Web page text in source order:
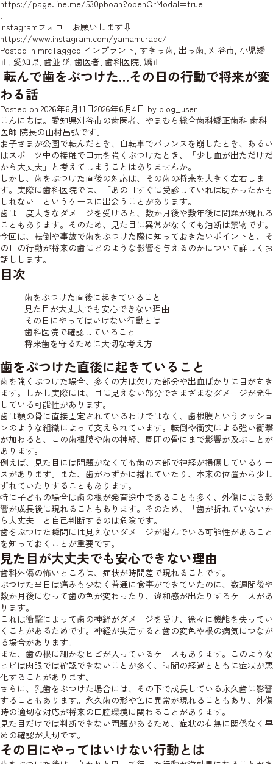
https://page.line.me/530pboah?openQrModal=true
.
Instagramフォローお願いします⇩
https://www.instagram.com/yamamuradc/
Posted in mrcTagged インプラント, すきっ歯, 出っ歯, 刈谷市, 小児矯
正, 愛知県, 歯並び, 歯医者, 歯科医院, 矯正
転んで歯をぶつけた…その日の行動で将来が変
わる話
Posted on 2026年6月11日2026年6月4日 by blog_user
こんにちは。愛知県刈谷市の歯医者、やまむら総合歯科矯正歯科 歯科
医師 院長の山村昌弘です。
お子さまが公園で転んだとき、自転車でバランスを崩したとき、あるい
はスポーツ中の接触で口元を強くぶつけたとき、「少し血が出ただけだ
から大丈夫」と考えてしまうことはありませんか。
しかし、歯をぶつけた直後の対応は、その歯の将来を大きく左右しま
す。実際に歯科医院では、「あの日すぐに受診していれば助かったかも
しれない」というケースに出会うことがあります。
歯は一度大きなダメージを受けると、数か月後や数年後に問題が現れる
こともあります。そのため、見た目に異常がなくても油断は禁物です。
今回は、転倒や事故で歯をぶつけた際に知っておきたいポイントと、そ
の日の行動が将来の歯にどのような影響を与えるのかについて詳しくお
話しします。
目次
歯をぶつけた直後に起きていること
見た目が大丈夫でも安心できない理由
その日にやってはいけない行動とは
歯科医院で確認していること
将来歯を守るために大切な考え方
歯をぶつけた直後に起きていること
歯を強くぶつけた場合、多くの方は欠けた部分や出血ばかりに目が向き
ます。しかし実際には、目に見えない部分でさまざまなダメージが発生
している可能性があります。
歯は顎の骨に直接固定されているわけではなく、歯根膜というクッショ
ンのような組織によって支えられています。転倒や衝突による強い衝撃
が加わると、この歯根膜や歯の神経、周囲の骨にまで影響が及ぶことが
あります。
例えば、見た目には問題がなくても歯の内部で神経が損傷しているケー
スがあります。また、歯がわずかに揺れていたり、本来の位置から少し
ずれていたりすることもあります。
特に子どもの場合は歯の根が発育途中であることも多く、外傷による影
響が成長後に現れることもあります。そのため、「歯が折れていないか
ら大丈夫」と自己判断するのは危険です。
歯をぶつけた瞬間には見えないダメージが潜んでいる可能性があること
を知っておくことが重要です。
見た目が大丈夫でも安心できない理由
歯科外傷の怖いところは、症状が時間差で現れることです。
ぶつけた当日は痛みも少なく普通に食事ができていたのに、数週間後や
数か月後になって歯の色が変わったり、違和感が出たりするケースがあ
ります。
これは衝撃によって歯の神経がダメージを受け、徐々に機能を失ってい
くことがあるためです。神経が失活すると歯の変色や根の病気につなが
る場合があります。
また、歯の根に細かなヒビが入っているケースもあります。このような
ヒビは肉眼では確認できないことが多く、時間の経過とともに症状が悪
化することがあります。
さらに、乳歯をぶつけた場合には、その下で成長している永久歯に影響
することもあります。永久歯の形や色に異常が現れることもあり、外傷
時の適切な対応が将来の口腔環境に関わることがあります。
見た目だけでは判断できない問題があるため、症状の有無に関係なく早
めの確認が大切です。
その日にやってはいけない行動とは